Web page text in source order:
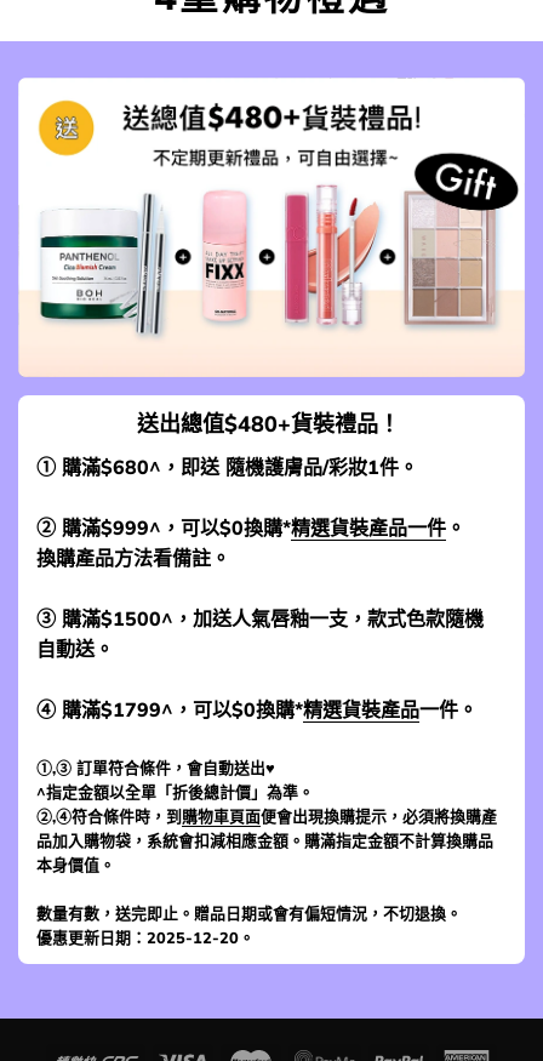
送出總值$480+貨裝禮品！
① 購滿$680^，即送 隨機護膚品/彩妝1件。
② 購滿$999^，可以$0換購*精選貨裝產品一件 。
換購產品方法看備註。
③ 購滿$1500^，加送人氣唇釉一支，款式色款隨機
自動送。
④ 購滿$1799^，可以$0換購*精選貨裝產品一件。
①,③ 訂單符合條件，會自動送出♥
^指定金額以全單「折後總計價」為準。
②,④符合條件時，到 購物車頁面便會出現換購提示，必須將換購產
品加入購物袋，系統會扣減相應金額。購滿指定金額不計算換購品
本身價值。
數量有數，送完即止。贈品日期或會有偏短情況，不切退換。
優惠更新日期：2025-12-20。